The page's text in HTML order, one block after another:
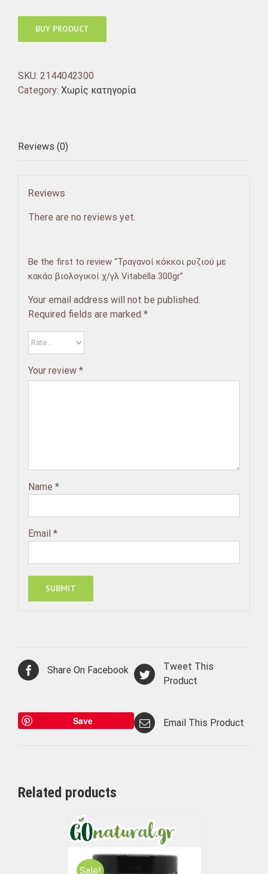
BUY PRODUCT
SKU: 2144042300
Category: Χωρίς κατηγορία
Reviews (0)
Reviews
There are no reviews yet.
Be the first to review “Τραγανοί κόκκοι ρυζιού με
κακάο βιολογικοί χ/γλ Vitabella 300gr”
Your email address will not be published.
Required fields are marked *
Your review *
Name *
Email *
Share On Facebook
Tweet This
Product
Save Email This Product
Related products
Sale!